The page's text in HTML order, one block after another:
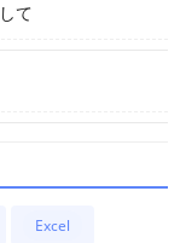
て
Excel